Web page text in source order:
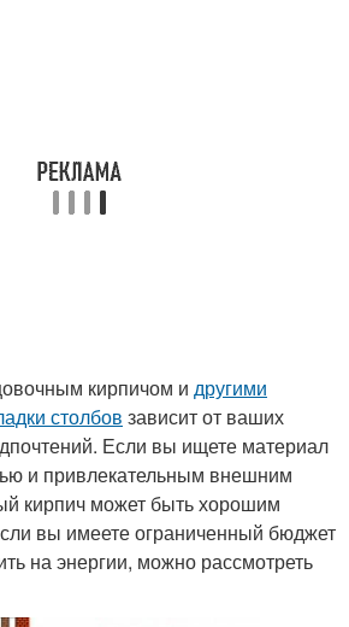
кирпичом и другими
столбов зависит от ваших
Если вы ищете материал
и привлекательным внешним
кирпич может быть хорошим
вы имеете ограниченный бюджет
на энергии, можно рассмотреть